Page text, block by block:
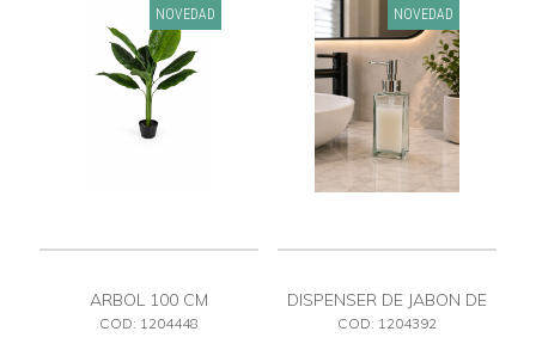
NOVEDAD
ARBOL 100 CM
COD: 1204448
NOVEDAD
DISPENSER DE JABON DE
VIDRIO
COD: 1204392